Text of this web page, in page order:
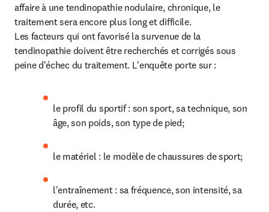
affaire à une tendinopathie nodulaire, chronique, le
traitement sera encore plus long et difficile.
Les facteurs qui ont favorisé la survenue de la
tendinopathie doivent être recherchés et corrigés sous
peine d'échec du traitement. L'enquête porte sur :
le profil du sportif : son sport, sa technique, son
âge, son poids, son type de pied;
le matériel : le modèle de chaussures de sport;
l'entraînement : sa fréquence, son intensité, sa
durée, etc.